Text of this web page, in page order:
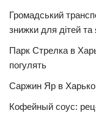
Громадський
знижки для дітей та
Парк Стрелка в
погулять
Саржин Яр в
Кофейный соус: